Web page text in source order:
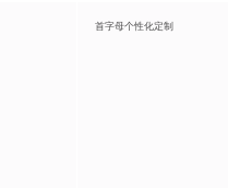
首字母个性化定制